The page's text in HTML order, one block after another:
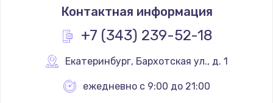
1200 руб.
Заказать
Замена реле
Контактная информация
+7 (343) 239-52-18
Екатеринбург, Бархотская ул., д. 1
ежедневно с 9:00 до 21:00